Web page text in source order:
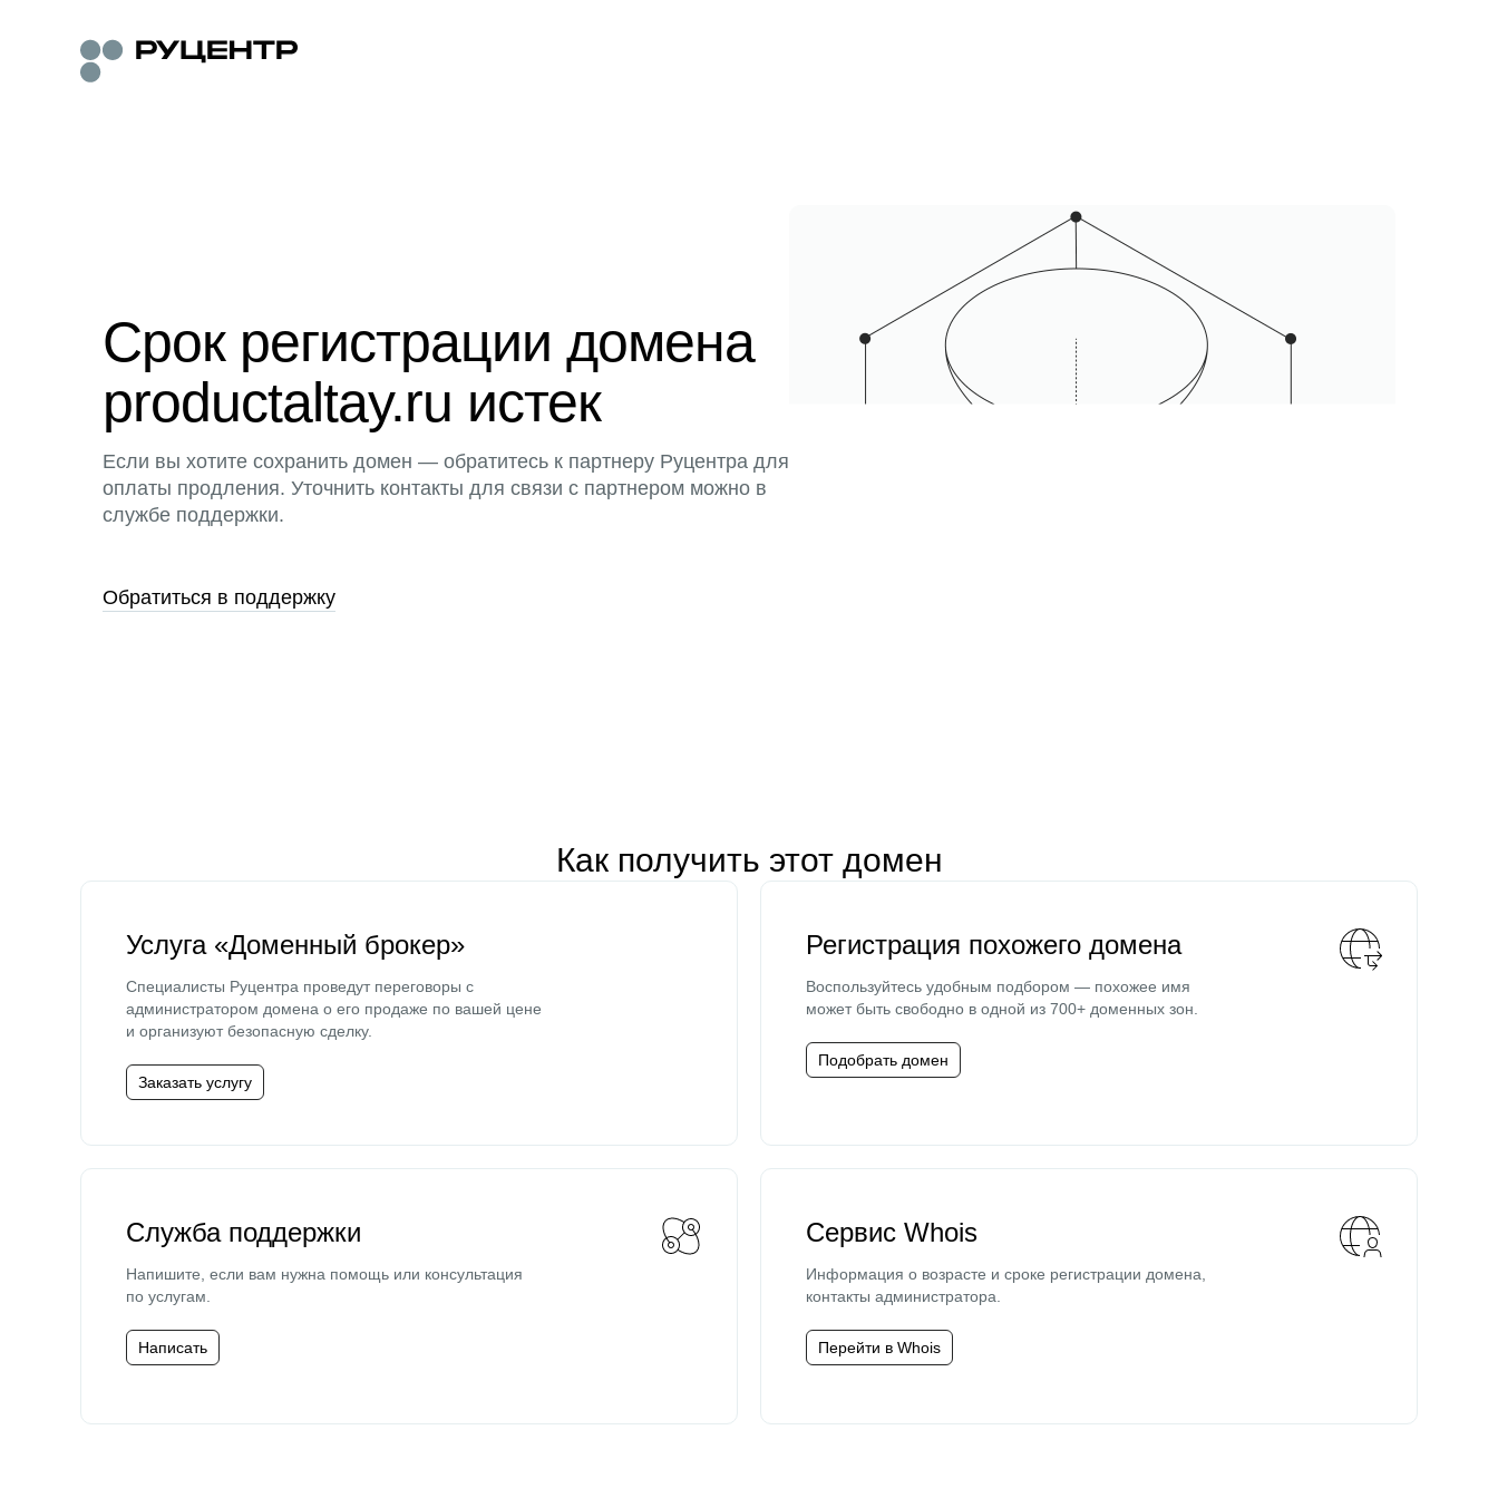
Срок регистрации домена
productaltay.ru истек
Если вы хотите сохранить домен — обратитесь к партнеру Руцентра для
оплаты продления. Уточнить контакты для связи с партнером можно в
службе поддержки.
Обратиться в поддержку
Как получить этот домен
Услуга «Доменный брокер»
Специалисты Руцентра проведут переговоры с
администратором домена о его продаже по вашей цене
и организуют безопасную сделку.
Заказать услугу
Регистрация похожего домена
Воспользуйтесь удобным подбором — похожее имя
может быть свободно в одной из 700+ доменных зон.
Подобрать домен
Служба поддержки
Напишите, если вам нужна помощь или консультация
по услугам.
Написать
Сервис Whois
Информация о возрасте и сроке регистрации домена,
контакты администратора.
Перейти в Whois